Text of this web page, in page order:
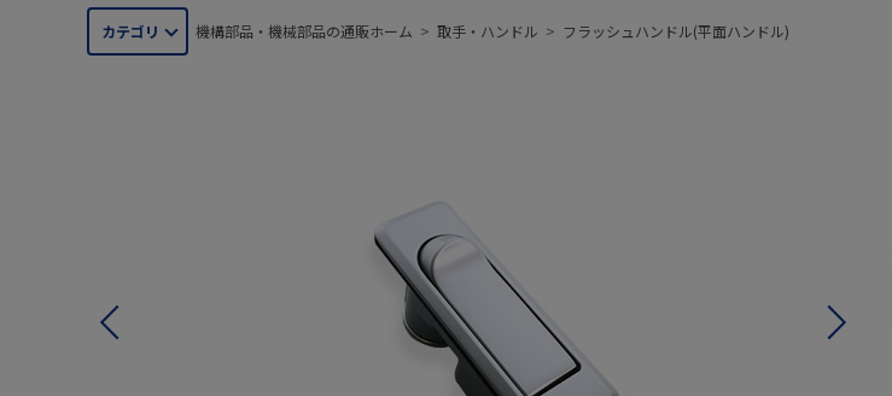
カテゴリ 機構部品・機械部品の通販ホーム > 取手・ハンドル > フラッシュハンドル(平面ハンドル)